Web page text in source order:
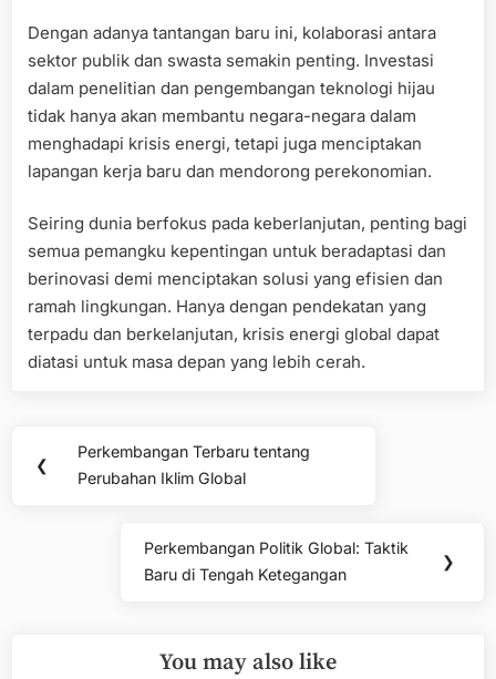
Dengan adanya tantangan baru ini, kolaborasi antara
sektor publik dan swasta semakin penting. Investasi
dalam penelitian dan pengembangan teknologi hijau
tidak hanya akan membantu negara-negara dalam
menghadapi krisis energi, tetapi juga menciptakan
lapangan kerja baru dan mendorong perekonomian.
Seiring dunia berfokus pada keberlanjutan, penting bagi
semua pemangku kepentingan untuk beradaptasi dan
berinovasi demi menciptakan solusi yang efisien dan
ramah lingkungan. Hanya dengan pendekatan yang
terpadu dan berkelanjutan, krisis energi global dapat
diatasi untuk masa depan yang lebih cerah.
navigation
❮
Previous
Post:
Perkembangan Terbaru tentang
Perubahan Iklim Global
Next
Post:
Perkembangan Politik Global: Taktik
Baru di Tengah Ketegangan
❯
You may also like